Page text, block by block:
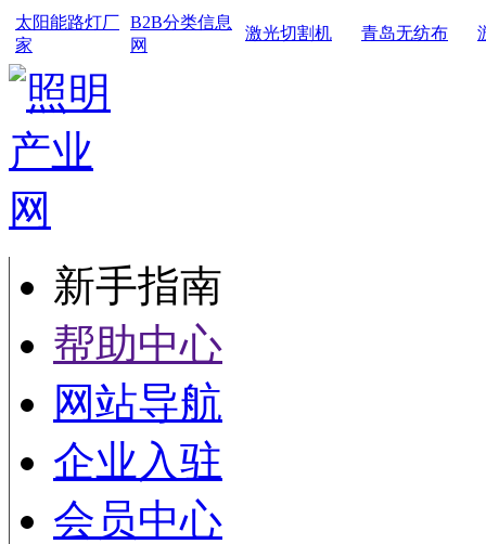
太阳能路灯厂
家
B2B分类信息
网
激光切割机 青岛无纺布
新手指南
帮助中心
网站导航
企业入驻
会员中心